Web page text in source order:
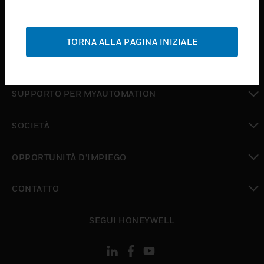
ASSISTENZA
toggle view
toggle view
SUPPORTO PER MYAUTOMATION
SOCIETÀ
OPPORTUNITÀ D’IMPIEGO
CONTATTO
SEGUI HONEYWELL
TORNA ALLA PAGINA INIZIALE